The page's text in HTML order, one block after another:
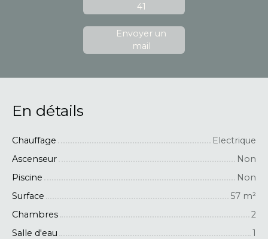
41
Envoyer un
mail
En détails
Chauffage
Electrique
Ascenseur
Non
Piscine
Non
Surface
57 m²
Chambres
2
Salle d'eau
1